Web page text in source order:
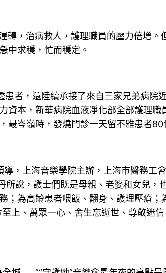
，治病救人，護理職員的壓力倍增。
中求穩，忙而穩定。
者，還陸續承接了來自三家兄弟病院
資本，新華病院血液凈化部全部護理職
最岑嶺時，發燒門診一天留不雅患者80
，上海音樂學院主辦，上海市醫務工
說，護士們既是母親、老婆和女兒，
；為高齡患者喂飯、翻身、護理壓瘡；
上、萬眾一心、舍生忘逝世、尊敬迷